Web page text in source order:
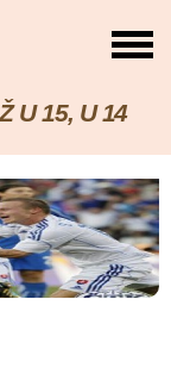
U 15, U 14